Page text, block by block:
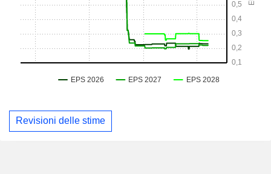
Revisioni delle stime